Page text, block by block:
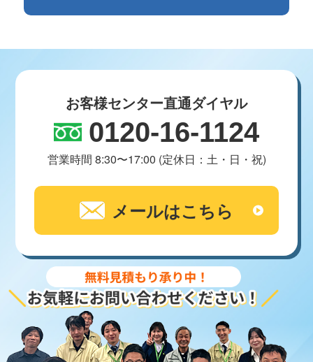
お客様センター直通ダイヤル
0120-16-1124
営業時間 8:30〜17:00 (定休日：土・日・祝)
メールはこちら